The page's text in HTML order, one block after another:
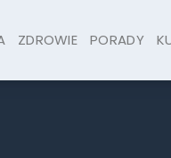
ZDROWIE PORADY